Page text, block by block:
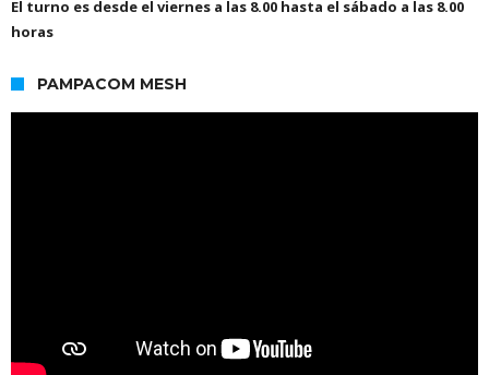
El turno es desde el viernes a las 8.00 hasta el sábado a las 8.00
horas
PAMPACOM MESH